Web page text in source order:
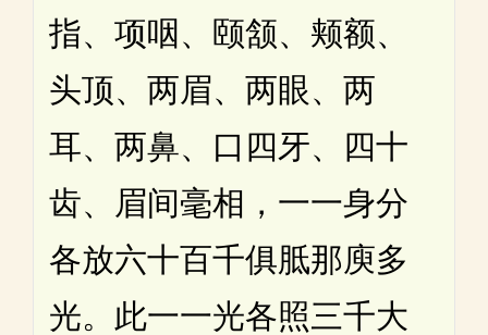
指、项咽、颐颔、颊额、
头顶、两眉、两眼、两
耳、两鼻、口四牙、四十
齿、眉间毫相，一一身分
各放六十百千俱胝那庾多
光。此一一光各照三千大